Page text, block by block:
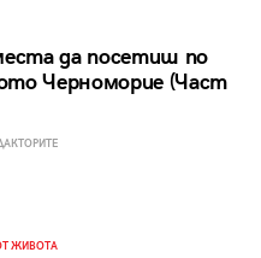
да посетиш по
Черноморие (Част
ЖИВОТА